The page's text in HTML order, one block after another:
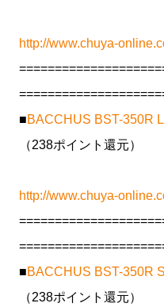
http://www.chuya-
■BACCHUS BST-350R
（238ポイント還元）
http://www.chuya-
■BACCHUS BST-350R
（238ポイント還元）